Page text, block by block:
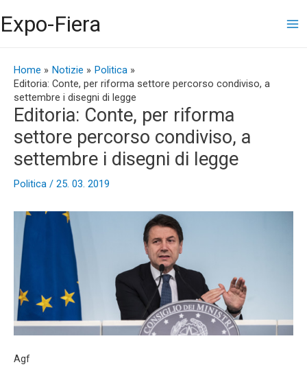
al
contenuto
Expo-Fiera
Home Notizie
Politica
Editoria: Conte, per riforma settore percorso condiviso, a
settembre i disegni di legge
Editoria: Conte, per riforma
settore percorso condiviso, a
settembre i disegni di legge
Politica / 25. 03. 2019
Agf
articoli